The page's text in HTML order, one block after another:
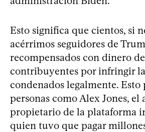
Esto significa que cientos, si
acérrimos seguidores de
recompensados con dinero
contribuyentes por infringir la
condenados legalmente.
personas como Alex Jones, el
propietario de la plataforma
quien tuvo que pagar